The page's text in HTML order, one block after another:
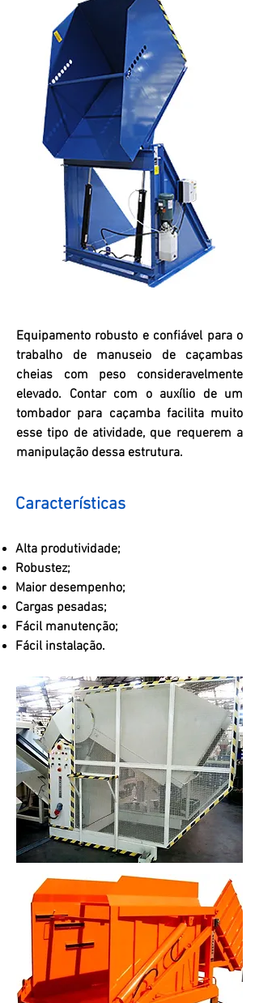
Equipamento robusto e confiável para o
trabalho de manuseio de caçambas
cheias com peso consideravelmente
elevado. Contar com o auxílio de um
tombador para caçamba facilita muito
esse tipo de atividade, que requerem a
manipulação dessa estrutura.
Características
Alta produtividade;
Robustez;
Maior desempenho;
Cargas pesadas;
Fácil manutenção;
Fácil instalação.